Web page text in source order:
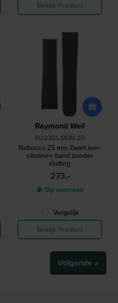
Bekijk Product
Raymond Weil
SU2301-SKIN-20
Nabucco 23 mm Zwart leer-
siliconen band zonder
sluiting
273,-
● Op voorraad
Vergelijk
Bekijk Product
Volgende »